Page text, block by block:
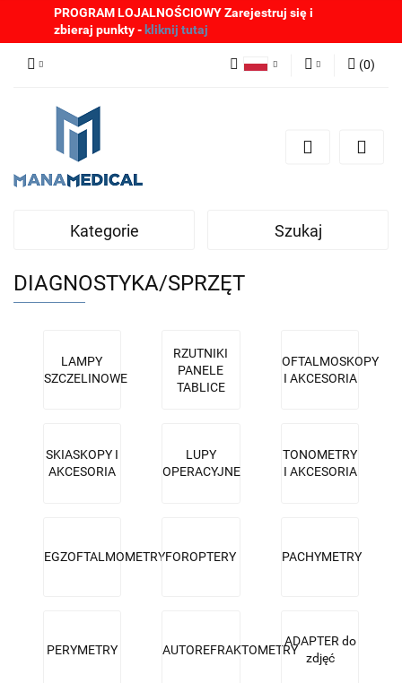
PROGRAM LOJALNOŚCIOWY Zarejestruj się i
zbieraj punkty - kliknij tutaj
Zarejestruj się
(0)
Kategorie Szukaj
DIAGNOSTYKA/SPRZĘT
LAMPY
SZCZELINOWE
RZUTNIKI
PANELE
TABLICE
OFTALMOSKOPY
I AKCESORIA
SKIASKOPY I
AKCESORIA
LUPY
OPERACYJNE
TONOMETRY
I AKCESORIA
EGZOFTALMOMETRYFOROPTERY PACHYMETRY
PERYMETRY AUTOREFRAKTOMETRY
ADAPTER do
zdjęć